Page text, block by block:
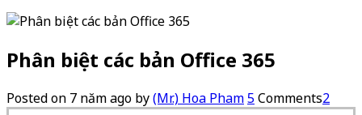
Phân biệt các bản Office 365
Posted on 7 năm ago by(Mr.) Hoa Pham5Comments2